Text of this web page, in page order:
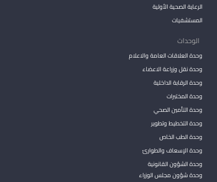
الرعاية الصحية الأولية
المستشفيات
الوحدات
وحدة العلاقات العامة والاعلام
وحدة نقل وزراعة الاعضاء
وحدة الرقابة الداخلية
وحدة المختبرات
وحدة التأمين الصحي
وحدة التخطيط وتطوير
وحدة الطب الخاص
وحدة الإسعاف والطوارئ
وحدة الشؤون القانونية
وحدة شؤون مجلس الوزراء